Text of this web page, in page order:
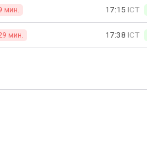
мин. 17:15 ICT
мин. 17:38 ICT